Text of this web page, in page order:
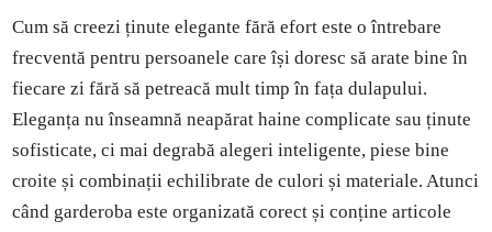
Cum să creezi ținute elegante fără efort este o întrebare
frecventă pentru persoanele care își doresc să arate bine în
fiecare zi fără să petreacă mult timp în fața dulapului.
Eleganța nu înseamnă neapărat haine complicate sau ținute
sofisticate, ci mai degrabă alegeri inteligente, piese bine
croite și combinații echilibrate de culori și materiale. Atunci
când garderoba este organizată corect și conține articole